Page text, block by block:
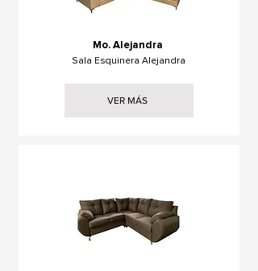
Mo. Alejandra
Sala Esquinera Alejandra
VER MÁS